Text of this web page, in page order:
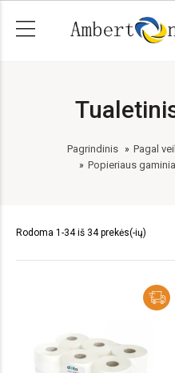
Pagrindinis Pagal
Popieriaus
Rodoma 1-34 iš 34 prekės(-ių)